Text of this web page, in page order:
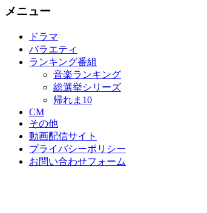
メニュー
ドラマ
バラエティ
ランキング番組
音楽ランキング
総選挙シリーズ
帰れま10
CM
その他
動画配信サイト
プライバシーポリシー
お問い合わせフォーム